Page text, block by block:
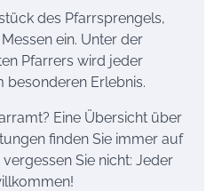
des Pfarrsprengels,
ein. Unter der
Pfarrers wird jeder
besonderen Erlebnis.
Eine Übersicht über
finden Sie immer auf
Sie nicht: Jeder